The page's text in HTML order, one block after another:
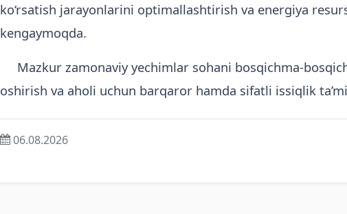
ko‘rsatish jarayonlarini optimallashtirish va energiya
kengaymoqda.
Mazkur zamonaviy yechimlar sohani bosqichma-
oshirish va aholi uchun barqaror hamda sifatli issiqlik
06.08.2026